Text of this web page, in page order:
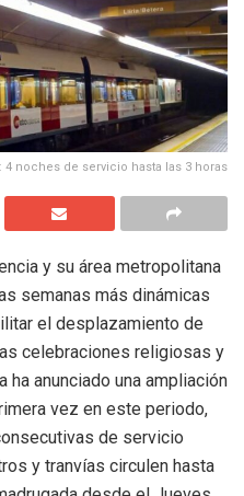
4 noches de servicio hasta las 3 horas
y su área metropolitana
semanas más dinámicas
el desplazamiento de
celebraciones religiosas y
anunciado una ampliación
vez en este periodo,
de servicio
y tranvías circulen hasta